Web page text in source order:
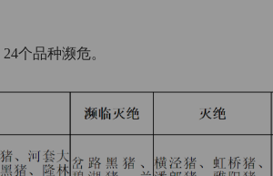
个品种濒危。